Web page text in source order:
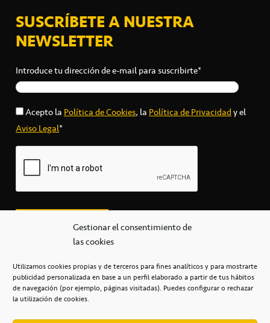
Gestionar el consentimiento de
las cookies
Utilizamos cookies propias y de terceros para fines analíticos y para mostrarte
publicidad personalizada en base a un perfil elaborado a partir de tus hábitos
de navegación (por ejemplo, páginas visitadas). Puedes configurar o rechazar
la utilización de cookies.
SUSCRÍBETE A NUESTRA
NEWSLETTER
Introduce tu dirección de e-mail para suscribirte*
Acepto laPolítica de Cookies, laPolítica de Privacidady el
Aviso Legal*
secretaria@cbcanarias.es
+34 922 253 684